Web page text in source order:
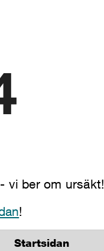
vi ber om ursäkt!
!
Startsidan